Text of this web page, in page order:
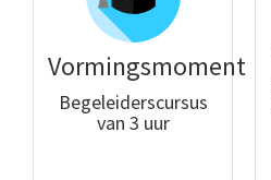
Vormingsmoment
Begeleiderscursus
van 3 uur